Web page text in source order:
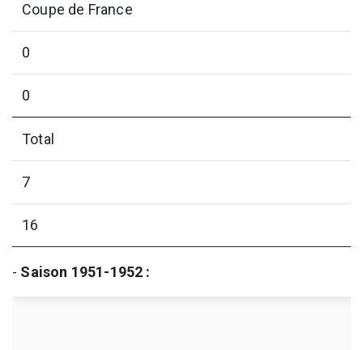
Coupe de France
0
0
Total
7
16
- Saison 1951-1952 :